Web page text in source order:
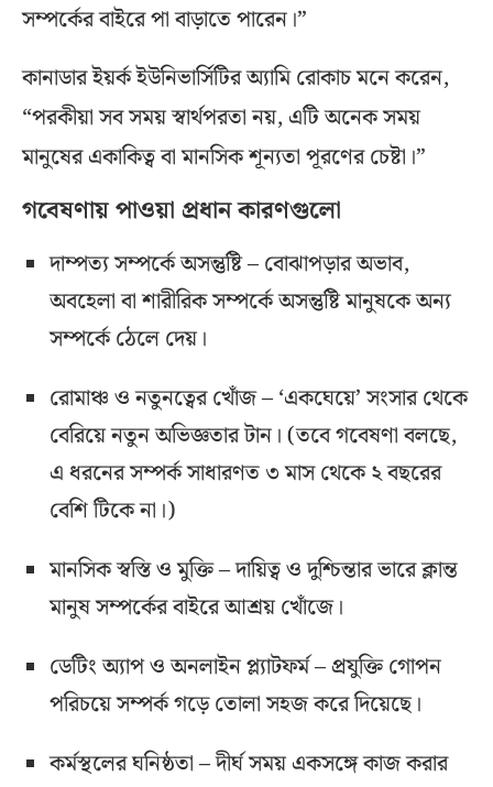
সম্পর্কের বাইরে পা বাড়াতে পারেন।”
কানাডার ইয়র্ক ইউনিভার্সিটির অ্যামি রোকাচ মনে করেন,
“পরকীয়া সব সময় স্বার্থপরতা নয়, এটি অনেক সময়
মানুষের একাকিত্ব বা মানসিক শূন্যতা পূরণের চেষ্টা।”
গবেষণায় পাওয়া প্রধান কারণগুলো
দাম্পত্য সম্পর্কে অসন্তুষ্টি – বোঝাপড়ার অভাব,
অবহেলা বা শারীরিক সম্পর্কে অসন্তুষ্টি মানুষকে অন্য
সম্পর্কে ঠেলে দেয়।
রোমাঞ্চ ও নতুনত্বের খোঁজ – ‘একঘেয়ে’ সংসার থেকে
বেরিয়ে নতুন অভিজ্ঞতার টান। (তবে গবেষণা বলছে,
এ ধরনের সম্পর্ক সাধারণত ৩ মাস থেকে ২ বছরের
বেশি টিকে না।)
মানসিক স্বস্তি ও মুক্তি – দায়িত্ব ও দুশ্চিন্তার ভারে ক্লান্ত
মানুষ সম্পর্কের বাইরে আশ্রয় খোঁজে।
ডেটিং অ্যাপ ও অনলাইন প্ল্যাটফর্ম – প্রযুক্তি গোপন
পরিচয়ে সম্পর্ক গড়ে তোলা সহজ করে দিয়েছে।
কর্মস্থলের ঘনিষ্ঠতা – দীর্ঘ সময় একসঙ্গে কাজ করার